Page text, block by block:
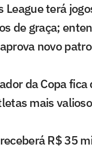
League terá
de graça;
novo
da Copa fica
mais
R$ 35